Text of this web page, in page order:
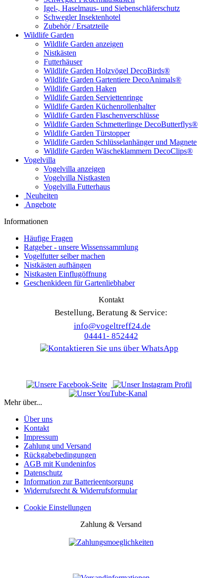
Igel-, Haselmaus- und Siebenschläferschutz
Schwegler Insektenhotel
Zubehör / Ersatzteile
Wildlife Garden
Wildlife Garden anzeigen
Nistkästen
Futterhäuser
Wildlife Garden Holzvögel DecoBirds®
Wildlife Garden Gartentiere DecoAnimals®
Wildlife Garden Haken
Wildlife Garden Serviettenringe
Wildlife Garden Küchenrollenhalter
Wildlife Garden Flaschenverschlüsse
Wildlife Garden Schmetterlinge DecoButterflys®
Wildlife Garden Türstopper
Wildlife Garden Schlüsselanhänger und Magnete
Wildlife Garden Wäscheklammern DecoClips®
Vogelvilla
Vogelvilla anzeigen
Vogelvilla Nistkasten
Vogelvilla Futterhaus
Neuheiten
Angebote
Informationen
Häufige Fragen
Ratgeber - unsere Wissenssammlung
Vogelfutter selber machen
Nistkästen aufhängen
Nistkasten Einflugöffnung
Geschenkideen für Gartenliebhaber
Kontakt
Bestellung, Beratung & Service:
info@vogeltreff24.de
04441- 852442
Mehr über...
Über uns
Kontakt
Impressum
Zahlung und Versand
Rückgabebedingungen
AGB mit Kundeninfos
Datenschutz
Information zur Batterieentsorgung
Widerrufsrecht & Widerrufsformular
Cookie Einstellungen
Zahlung & Versand